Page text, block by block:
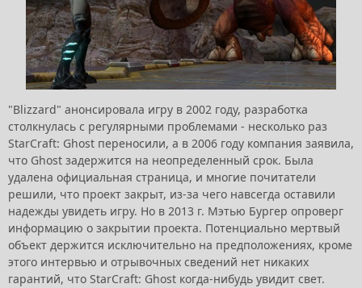
"Blizzard" анонсировала игру в 2002 году, разработка
столкнулась с регулярными проблемами - несколько раз
StarCraft: Ghost переносили, а в 2006 году компания заявила,
что Ghost задержится на неопределенный срок. Была
удалена официальная страница, и многие почитатели
решили, что проект закрыт, из-за чего навсегда оставили
надежды увидеть игру. Но в 2013 г. Мэтью Бургер опроверг
информацию о закрытии проекта. Потенциально мертвый
объект держится исключительно на предположениях, кроме
этого интервью и отрывочных сведений нет никаких
гарантий, что StarCraft: Ghost когда-нибудь увидит свет.